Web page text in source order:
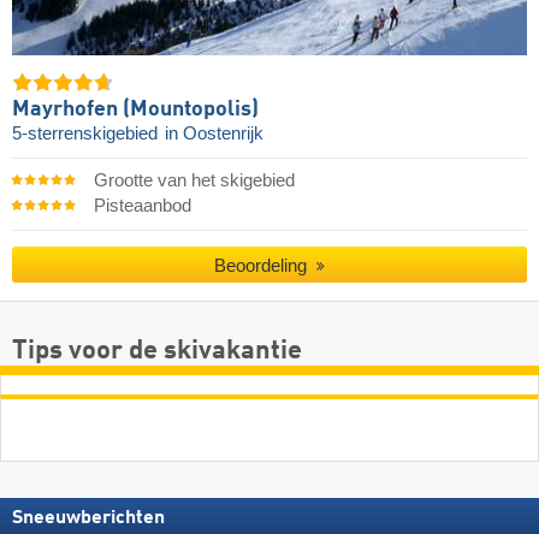
Mayrhofen (Mountopolis)
5-sterrenskigebied in Oostenrijk
Grootte van het skigebied
Pisteaanbod
Beoordeling
Tips voor de skivakantie
Sneeuwberichten